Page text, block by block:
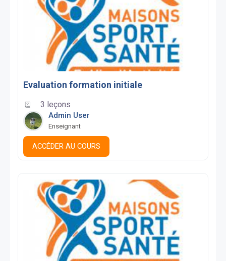
Evaluation formation initiale
3 leçons
Admin User
Enseignant
ACCÉDER AU COURS